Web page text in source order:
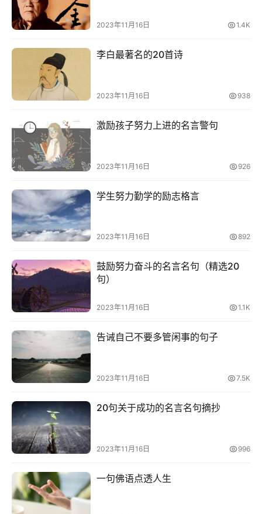
好
词
句
典
词
古
今
诗
词
常
贺
词
网
热
词
电
台
词
其
他
词
语
登录
2023年11月16日 1.4K
李白最著名的20首诗
2023年11月16日 938
激励孩子努力上进的名言警句
2023年11月16日 926
学生努力勤学的励志格言
2023年11月16日 892
鼓励努力奋斗的名言名句（精选20
句）
2023年11月16日 1.1K
告诫自己不要多管闲事的句子
2023年11月16日 7.5K
20句关于成功的名言名句摘抄
2023年11月16日 996
一句佛语点透人生